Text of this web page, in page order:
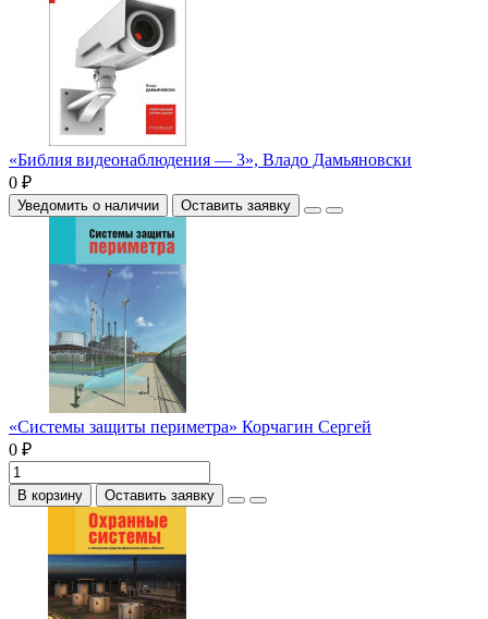
«Библия видеонаблюдения — 3», Владо Дамьяновски
0 ₽
Уведомить о наличии Оставить заявку
«Системы защиты периметра» Корчагин Сергей
0 ₽
В корзину Оставить заявку